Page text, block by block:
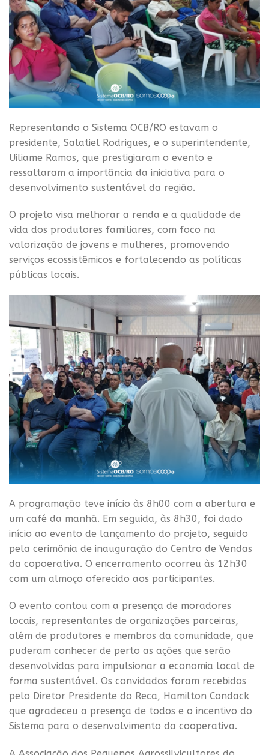
Representando o Sistema OCB/RO estavam o
presidente, Salatiel Rodrigues, e o superintendente,
Uiliame Ramos, que prestigiaram o evento e
ressaltaram a importância da iniciativa para o
desenvolvimento sustentável da região.
O projeto visa melhorar a renda e a qualidade de
vida dos produtores familiares, com foco na
valorização de jovens e mulheres, promovendo
serviços ecossistêmicos e fortalecendo as políticas
públicas locais.
A programação teve início às 8h00 com a abertura e
um café da manhã. Em seguida, às 8h30, foi dado
início ao evento de lançamento do projeto, seguido
pela cerimônia de inauguração do Centro de Vendas
da copoerativa. O encerramento ocorreu às 12h30
com um almoço oferecido aos participantes.
O evento contou com a presença de moradores
locais, representantes de organizações parceiras,
além de produtores e membros da comunidade, que
puderam conhecer de perto as ações que serão
desenvolvidas para impulsionar a economia local de
forma sustentável. Os convidados foram recebidos
pelo Diretor Presidente do Reca, Hamilton Condack
que agradeceu a presença de todos e o incentivo do
Sistema para o desenvolvimento da cooperativa.